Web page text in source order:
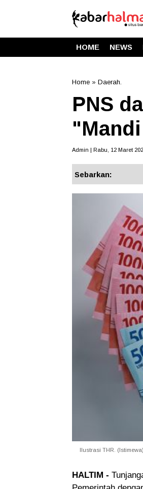
HOME NEWS
Home » Daerah.
PNS
Admin | Rabu, 12 Maret
Sebarkan:
Ilustrasi THR. (Istimewa)
HALTIM -